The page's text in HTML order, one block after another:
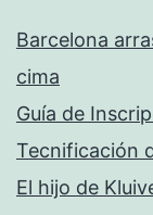
Barcelona
cima
Guía de
Tecnificación
El hijo de